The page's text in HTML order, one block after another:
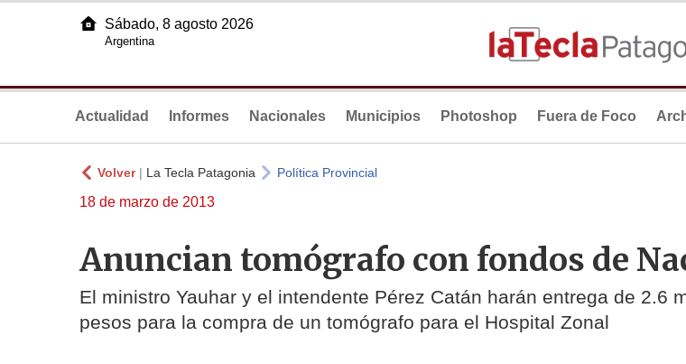
Sábado, 8 agosto 2026
Argentina
Actualidad Informes Nacionales Municipios Photoshop Fuera de Foco
Volver| La Tecla Patagonia Política Provincial
18 de marzo de 2013
Anuncian tomógrafo con fondos de
El ministro Yauhar y el intendente Pérez Catán harán entrega de 2.6
pesos para la compra de un tomógrafo para el Hospital Zonal